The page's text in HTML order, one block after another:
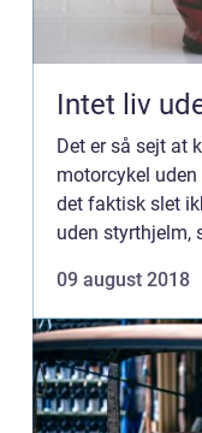
Intet liv
Det er så sejt at
motorcykel
det faktisk slet
uden styrthjelm,
09 august 2018